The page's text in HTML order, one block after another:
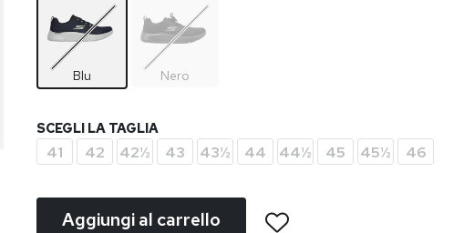
Blu Nero
SCEGLI LA TAGLIA
41 42 42½ 43 43½ 44 44½ 45 45½ 46
Aggiungi al carrello